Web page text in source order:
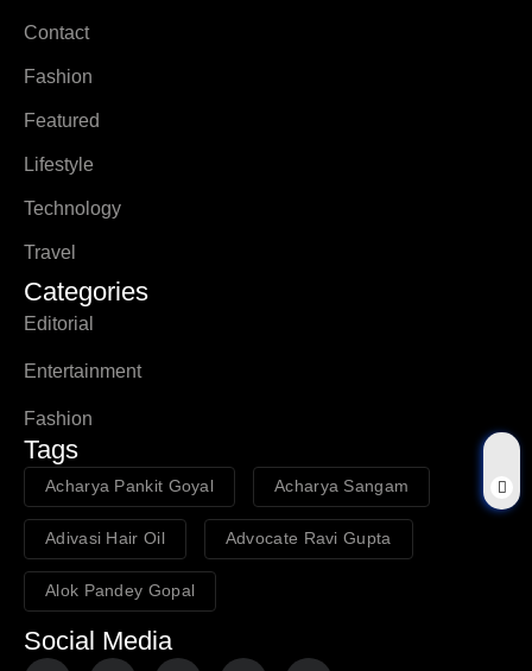
Contact
Fashion
Featured
Lifestyle
Technology
Travel
Categories
Editorial
Entertainment
Fashion
Tags
Acharya Pankit Goyal Acharya Sangam
Adivasi Hair Oil Advocate Ravi Gupta
Alok Pandey Gopal
Social Media